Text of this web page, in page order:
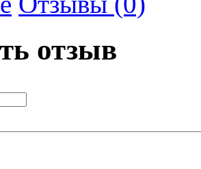
отзыв